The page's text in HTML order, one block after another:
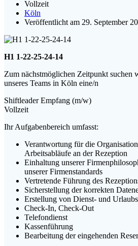
Vollzeit
Köln
Veröffentlicht am 29. September
H1 1-22-25-24-14
Zum nächstmöglichen Zeitpunkt suchen
unseres Teams in Köln eine/n
Shiftleader Empfang (m/w)
Vollzeit
Ihr Aufgabenbereich umfasst:
Verantwortung für die
Arbeitsabläufe an der Rezeption
Einhaltung unserer
unserer Firmenstandards
Vertretende Führung des
Sicherstellung der korrekten
Erstellung von Dienst- und
Check-In, Check-Out
Telefondienst
Kassenführung
Bearbeitung der eingehenden